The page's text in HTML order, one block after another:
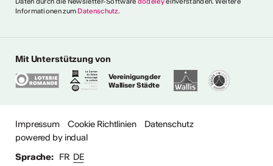
Espace Culture
des Concorde
16. August Infos:
anzeigen
Informationen zum Datenschutz.
Mit Unterstützung von
Vereinigung der
Walliser Städte
Impressum Cookie Richtlinien
Datenschutz
powered by indual
Sprache: FR DE